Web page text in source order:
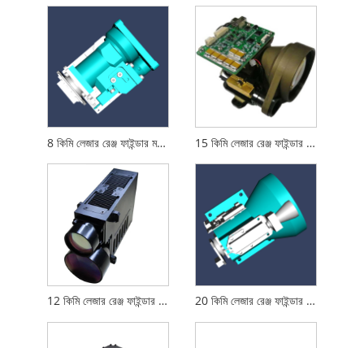
8 কিমি লেজার রেঞ্জ ফাইন্ডার মডিউল 15 কিমি লেজার রেঞ্জ ফাইন্ডার মডিউল
12 কিমি লেজার রেঞ্জ ফাইন্ডার মডিউল 20 কিমি লেজার রেঞ্জ ফাইন্ডার মডিউল